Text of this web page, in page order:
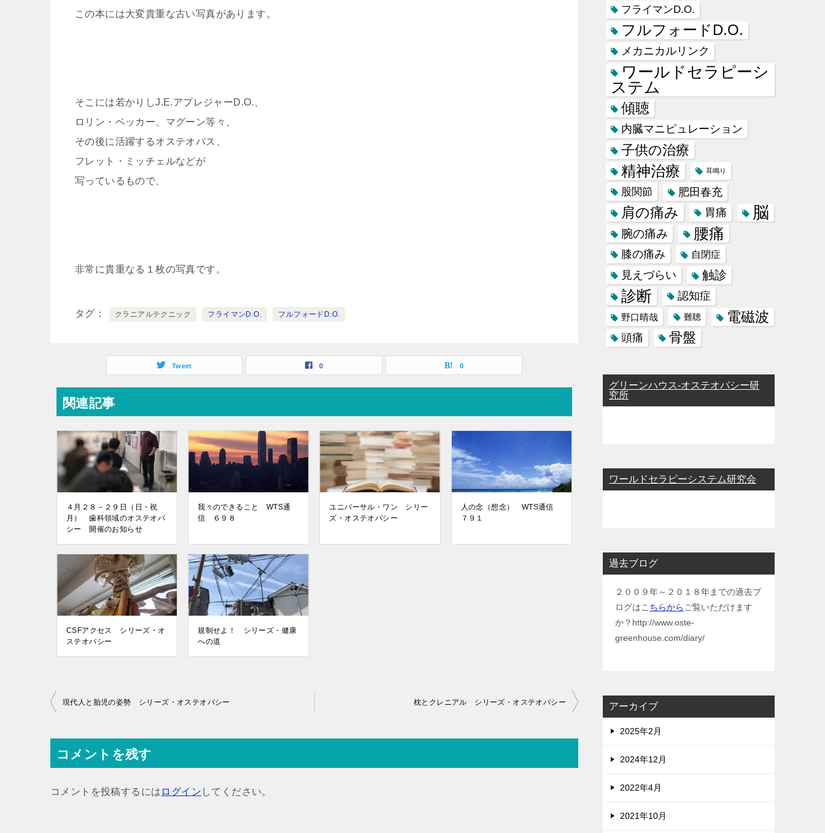
この本には大変貴重な古い写真があります。
そこには若かりしJ.E.アプレジャーD.O.、
ロリン・ベッカー、マグーン等々、
その後に活躍するオステオパス、
フレット・ミッチェルなどが
写っているもので、
非常に貴重なる１枚の写真です。
タグ クラニアルテクニック フライマンD.O. フルフォードD.O.
Tweet 0 0
関連記事
４月２８－２９日（日・祝
月） 歯科領域のオステオパ
シー 開催のお知らせ
我々のできること WTS通
信 ６９８
ユニバーサル・ワン シリー
ズ・オステオパシー
人の念（想念） WTS通信
７９１
CSFアクセス シリーズ・オ
ステオパシー
規制せよ！ シリーズ・健康
への道
投
ナ
ビ
ー
現代人と胎児の姿勢 シリーズ・オステオパシー 枕とクレニアル シリーズ・オステオパシー
コメントを残す
コメントを投稿するには ログイン してください。
フライマンD.O.
フルフォードD.O.
メカニカルリンク
ワールドセラピーシ
ステム
傾聴
内臓マニピュレーション
子供の治療
精神治療 耳鳴り
股関節 肥田春充
肩の痛み 胃痛 脳
腕の痛み 腰痛
膝の痛み 自閉症
見えづらい 触診
診断 認知症
野口晴哉 難聴 電磁波
頭痛 骨盤
グリーンハウス-オステオパシー研
究所
ワールドセラピーシステム研究会
過去ブログ
２００９年～２０１８年までの過去ブ
ログはこ ちらから ご覧いただけます
か？http://www.oste-
greenhouse.com/diary/
アーカイブ
2025年2月
2024年12月
2022年4月
2021年10月